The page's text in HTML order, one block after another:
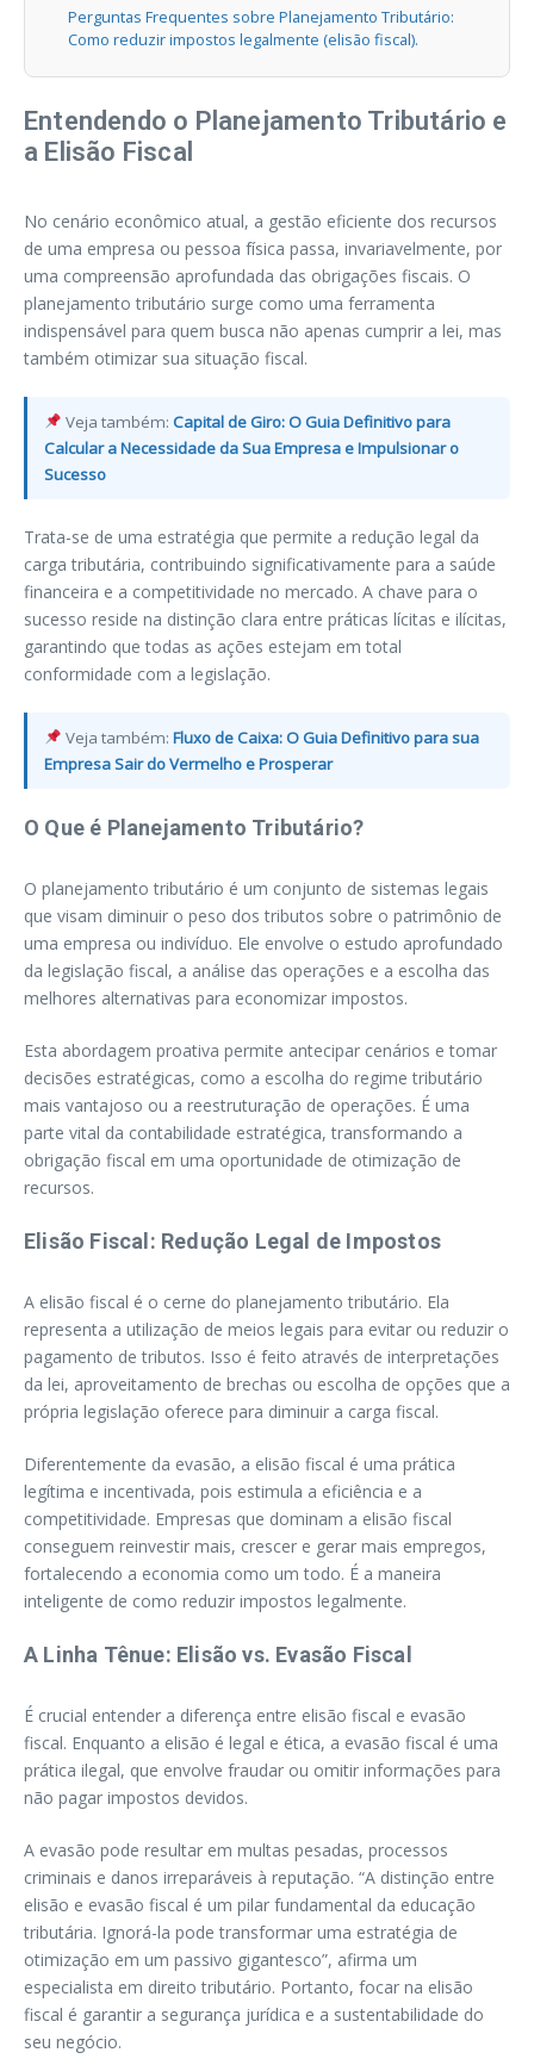
Perguntas Frequentes sobre Planejamento Tributário:
Como reduzir impostos legalmente (elisão fiscal).
Entendendo o Planejamento Tributário e
a Elisão Fiscal
No cenário econômico atual, a gestão eficiente dos recursos
de uma empresa ou pessoa física passa, invariavelmente, por
uma compreensão aprofundada das obrigações fiscais. O
planejamento tributário surge como uma ferramenta
indispensável para quem busca não apenas cumprir a lei, mas
também otimizar sua situação fiscal.
Veja também:Capital de Giro: O Guia Definitivo para
Calcular a Necessidade da Sua Empresa e Impulsionar o
Sucesso
Trata-se de uma estratégia que permite a redução legal da
carga tributária, contribuindo significativamente para a saúde
financeira e a competitividade no mercado. A chave para o
sucesso reside na distinção clara entre práticas lícitas e ilícitas,
garantindo que todas as ações estejam em total
conformidade com a legislação.
Veja também:Fluxo de Caixa: O Guia Definitivo para sua
Empresa Sair do Vermelho e Prosperar
O Que é Planejamento Tributário?
O planejamento tributário é um conjunto de sistemas legais
que visam diminuir o peso dos tributos sobre o patrimônio de
uma empresa ou indivíduo. Ele envolve o estudo aprofundado
da legislação fiscal, a análise das operações e a escolha das
melhores alternativas para economizar impostos.
Esta abordagem proativa permite antecipar cenários e tomar
decisões estratégicas, como a escolha do regime tributário
mais vantajoso ou a reestruturação de operações. É uma
parte vital da contabilidade estratégica, transformando a
obrigação fiscal em uma oportunidade de otimização de
recursos.
Elisão Fiscal: Redução Legal de Impostos
A elisão fiscal é o cerne do planejamento tributário. Ela
representa a utilização de meios legais para evitar ou reduzir o
pagamento de tributos. Isso é feito através de interpretações
da lei, aproveitamento de brechas ou escolha de opções que a
própria legislação oferece para diminuir a carga fiscal.
Diferentemente da evasão, a elisão fiscal é uma prática
legítima e incentivada, pois estimula a eficiência e a
competitividade. Empresas que dominam a elisão fiscal
conseguem reinvestir mais, crescer e gerar mais empregos,
fortalecendo a economia como um todo. É a maneira
inteligente de como reduzir impostos legalmente.
A Linha Tênue: Elisão vs. Evasão Fiscal
É crucial entender a diferença entre elisão fiscal e evasão
fiscal. Enquanto a elisão é legal e ética, a evasão fiscal é uma
prática ilegal, que envolve fraudar ou omitir informações para
não pagar impostos devidos.
A evasão pode resultar em multas pesadas, processos
criminais e danos irreparáveis à reputação. “A distinção entre
elisão e evasão fiscal é um pilar fundamental da educação
tributária. Ignorá-la pode transformar uma estratégia de
otimização em um passivo gigantesco”, afirma um
especialista em direito tributário. Portanto, focar na elisão
fiscal é garantir a segurança jurídica e a sustentabilidade do
seu negócio.